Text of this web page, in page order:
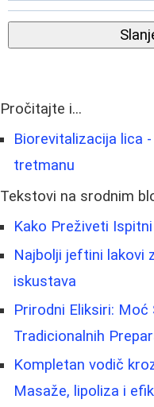
Pročitajte i...
Biorevitalizacija lica
tretmanu
Tekstovi na srodnim
Kako Preživeti
Najbolji jeftini lakovi
iskustava
Prirodni Eliksiri: Moć
Tradicionalnih
Kompletan vodič
Masaže, lipoliza i